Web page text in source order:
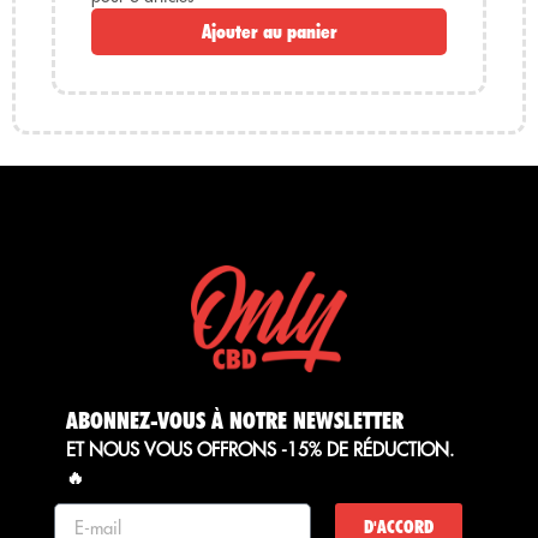
Blondy 77 – Résine de CBD
Résine blonde, semblable à du haschisch, légèrement
sucrée, obtenue par séchage traditionnel et présentant
Foire aux questions sur le CBD OG Hash
Qu'est-ce que le CBD OG Hash ?
Il s'agit d'une résine de CBD de qualité supérieure,
fabriquée selon un procédé de tamisage à sec de 120
μm et un moulage artisanal.
Quelle est son odeur principale ?
Des notes florales prédominent, accompagnées de
Ajouter au panier
ABONNEZ-VOUS À NOTRE NEWSLETTER
ET NOUS VOUS OFFRONS -15% DE RÉDUCTION.
🔥
D'ACCORD